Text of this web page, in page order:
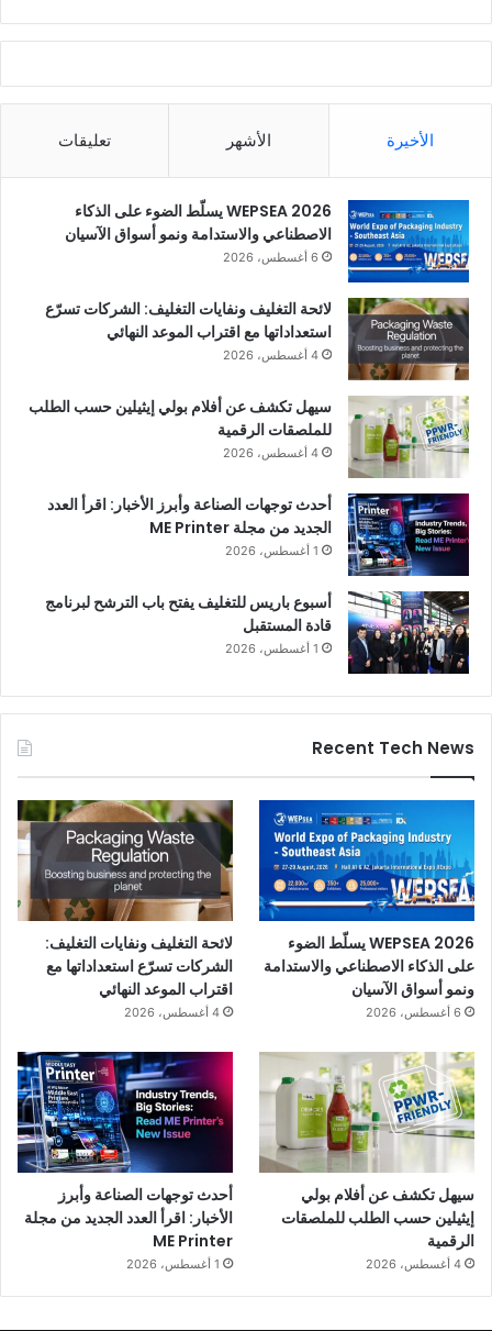
الأخيرة الأشهر تعليقات
WEPSEA 2026 يسلّط الضوء على الذكاء
الاصطناعي والاستدامة ونمو أسواق الآسيان
6 أغسطس، 2026
لائحة التغليف ونفايات التغليف: الشركات تسرّع
استعداداتها مع اقتراب الموعد النهائي
4 أغسطس، 2026
سيهل تكشف عن أفلام بولي إيثيلين حسب الطلب
للملصقات الرقمية
4 أغسطس، 2026
أحدث توجهات الصناعة وأبرز الأخبار: اقرأ العدد
الجديد من مجلة ME Printer
1 أغسطس، 2026
أسبوع باريس للتغليف يفتح باب الترشح لبرنامج
قادة المستقبل
1 أغسطس، 2026
Recent Tech News
WEPSEA 2026 يسلّط الضوء
على الذكاء الاصطناعي والاستدامة
ونمو أسواق الآسيان
6 أغسطس، 2026
لائحة التغليف ونفايات التغليف:
الشركات تسرّع استعداداتها مع
اقتراب الموعد النهائي
4 أغسطس، 2026
سيهل تكشف عن أفلام بولي
إيثيلين حسب الطلب للملصقات
الرقمية
4 أغسطس، 2026
أحدث توجهات الصناعة وأبرز
الأخبار: اقرأ العدد الجديد من مجلة
ME Printer
1 أغسطس، 2026